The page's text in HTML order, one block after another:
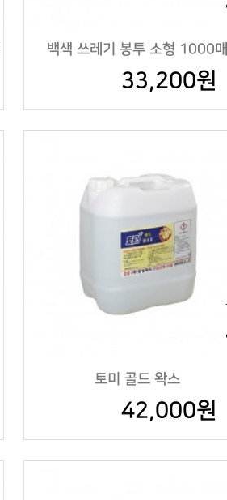
백색 쓰레기 봉투 소형 1000매
33,200원
토미 골드 왁스
42,000원